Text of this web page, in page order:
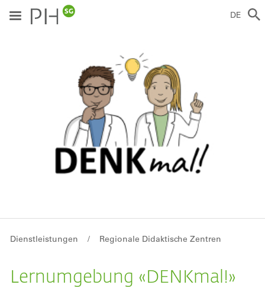
zum
Inhalt
DE
Breadcrumb
Dienstleistungen Regionale Didaktische Zentren
Lernumgebung «DENKmal!»